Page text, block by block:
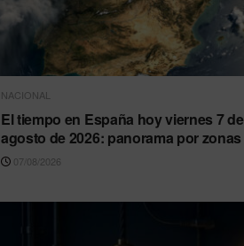
NACIONAL
El tiempo en España hoy viernes 7 de
agosto de 2026: panorama por zonas
07/08/2026